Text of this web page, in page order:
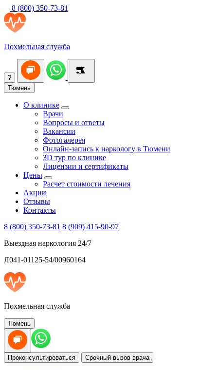
8 (800) 350-73-81
Похмельная служба
?
Тюмень
О клинике
Врачи
Вопросы и ответы
Вакансии
Фотогалерея
Онлайн-запись к наркологу в Тюмени
3D тур по клинике
Лицензии и сертификаты
Цены
Расчет стоимости лечения
Акции
Отзывы
Контакты
8 (800) 350-73-81 8 (909) 415-90-97
Выездная наркология 24/7
Л041-01125-54/00960164
Похмельная служба
Тюмень
Проконсультироваться Срочный вызов врача